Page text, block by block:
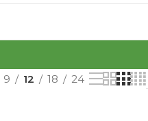
9 12 18 24